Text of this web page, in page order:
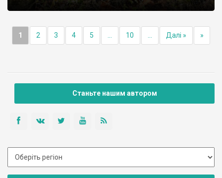
1 2 3 4 5 10 Далі » »
Станьте нашим автором